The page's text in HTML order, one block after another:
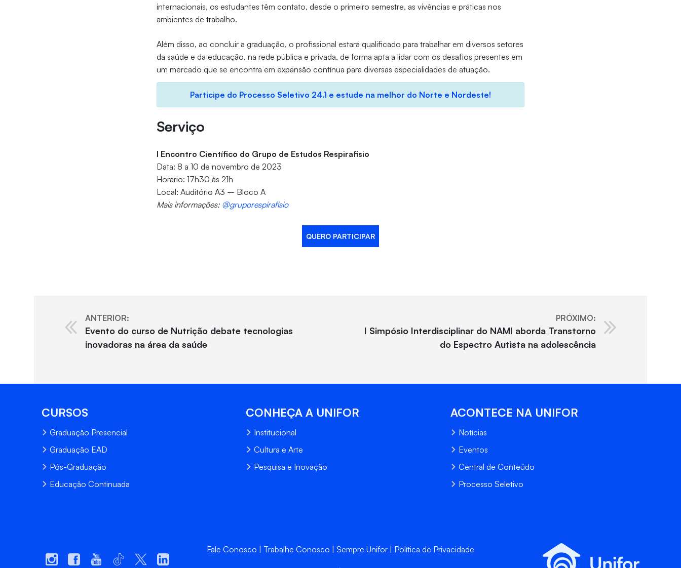
internacionais, os estudantes têm contato, desde o primeiro semestre, as vivências e práticas nos
ambientes de trabalho.
Além disso, ao concluir a graduação, o profissional estará qualificado para trabalhar em diversos setores
da saúde e da educação, na rede pública e privada, de forma apta a lidar com os desafios presentes em
um mercado que se encontra em expansão contínua para diversas especialidades de atuação.
Participe do Processo Seletivo 24.1 e estude na melhor do Norte e Nordeste!
Serviço
I Encontro Científico do Grupo de Estudos Respirafisio
Data: 8 a 10 de novembro de 2023
Horário: 17h30 às 21h
Local: Auditório A3 – Bloco A
Mais informações: @gruporespirafisio
QUERO PARTICIPAR
ANTERIOR:
Evento do curso de Nutrição debate tecnologias
inovadoras na área da saúde
PRÓXIMO:
I Simpósio Interdisciplinar do NAMI aborda Transtorno
do Espectro Autista na adolescência
CURSOS
Graduação Presencial
Graduação EAD
Pós-Graduação
Educação Continuada
CONHEÇA A UNIFOR
Institucional
Cultura e Arte
Pesquisa e Inovação
ACONTECE NA UNIFOR
Notícias
Eventos
Central de Conteúdo
Processo Seletivo
Fale Conosco Trabalhe Conosco Sempre Unifor Política de Privacidade